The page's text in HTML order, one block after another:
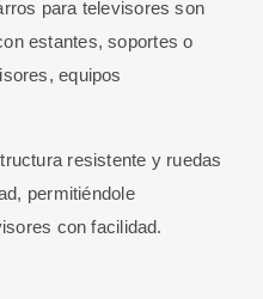
para televisores son
estantes, soportes o
equipos
resistente y ruedas
permitiéndole
con facilidad.